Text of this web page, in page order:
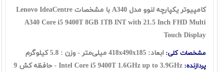
کامپیوتر یکپارچه لنوو مدل A340 با مشخصات Lenovo IdeaCentre
A340 Core i5 9400T 8GB 1TB INT with 21.5 Inch FHD Multi
Touch Display
مشخصات کلی: ابعاد: 418x490x185 میلی‌متر - وزن : 5.8 کیلوگرم
پردازنده:
Intel Core i5 9400T 1.6GHz up to 3.9GHz - حافظه کش 9